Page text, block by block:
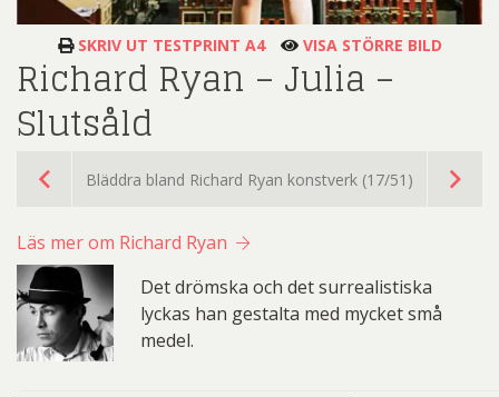
SKRIV UT TESTPRINT A4 VISA STÖRRE BILD
Richard Ryan – Julia –
Slutsåld
Bläddra bland Richard Ryan konstverk (17/51)
Läs mer om Richard Ryan
Det drömska och det surrealistiska
lyckas han gestalta med mycket små
medel.